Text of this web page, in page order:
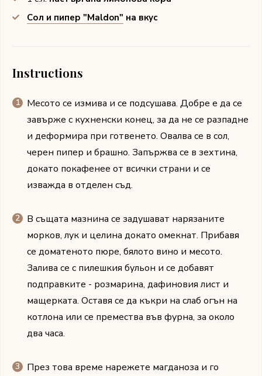
Сол и пипер "Maldon" на вкус
Instructions
Месото се измива и се подсушава. Добре е да се
завърже с кухненски конец, за да не се разпадне
и деформира при готвенето. Овалва се в сол,
черен пипер и брашно. Запържва се в зехтина,
докато покафенее от всички страни и се
изважда в отделен съд.
В същата мазнина се задушават нарязаните
морков, лук и целина докато омекнат. Прибавя
се доматеното пюре, бялото вино и месото.
Залива се с пилешкия бульон и се добавят
подправките - розмарина, дафиновия лист и
мащерката. Оставя се да къкри на слаб огън на
котлона или се премества във фурна, за около
два часа.
През това време нарежете магданоза и го